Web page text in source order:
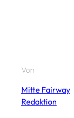
Von
Mitte Fairway
Redaktion